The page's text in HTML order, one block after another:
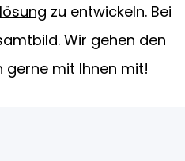
zu entwickeln. Bei
Wir gehen den
gerne mit Ihnen mit!